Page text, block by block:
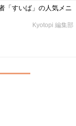
「すいば」の人気メニ
Kyotopi 編集部